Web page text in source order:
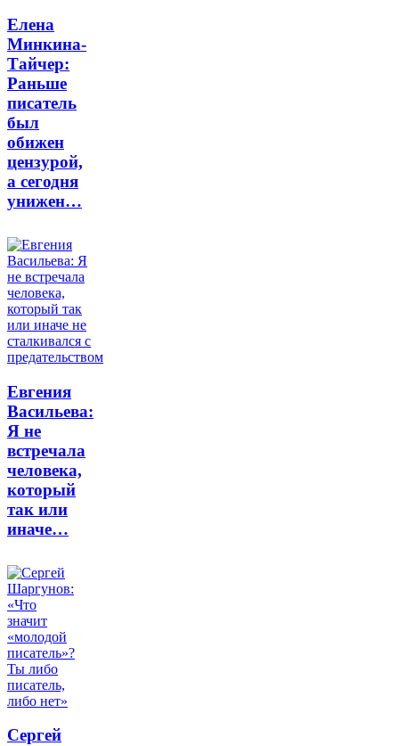
Елена
Минкина-
Тайчер:
Раньше
писатель
был
обижен
цензурой,
а сегодня
унижен…
Евгения
Васильева:
Я не
встречала
человека,
который
так или
иначе…
Сергей